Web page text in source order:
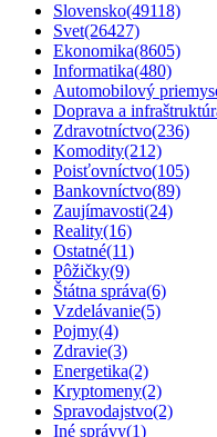
Slovensko(49118)
Svet(26427)
Ekonomika(8605)
Informatika(480)
Automobilový
Doprava a
Zdravotníctvo(236)
Komodity(212)
Poisťovníctvo(105)
Bankovníctvo(89)
Zaujímavosti(24)
Reality(16)
Ostatné(11)
Pôžičky(9)
Štátna správa(6)
Vzdelávanie(5)
Pojmy(4)
Zdravie(3)
Energetika(2)
Kryptomeny(2)
Spravodajstvo(2)
Iné správy(1)